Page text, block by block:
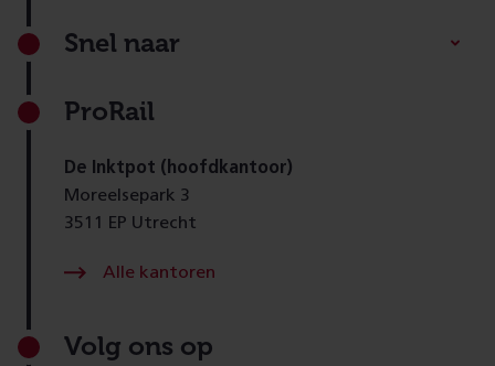
Footer
Snel naar
ProRail
De Inktpot (hoofdkantoor)
Moreelsepark 3
3511 EP Utrecht
Alle kantoren
Volg ons op